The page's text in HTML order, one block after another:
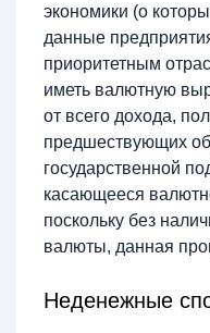
экономики (о
данные
приоритетным
иметь валютную
от всего дохода,
предшествующих
государственной
касающееся
поскольку без
валюты, данная
Неденежные